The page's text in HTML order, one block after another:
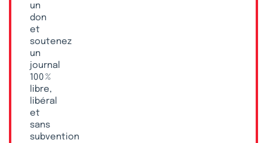
un
don
et
soutenez
un
journal
100 %
libre,
libéral
et
sans
subvention